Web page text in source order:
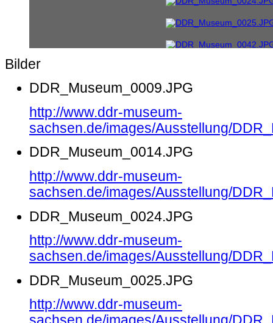
Bilder
DDR_Museum_0009.JPG
http://www.ddr-museum-
sachsen.de/images/Ausstellung/
DDR_Museum_0014.JPG
http://www.ddr-museum-
sachsen.de/images/Ausstellung/
DDR_Museum_0024.JPG
http://www.ddr-museum-
sachsen.de/images/Ausstellung/
DDR_Museum_0025.JPG
http://www.ddr-museum-